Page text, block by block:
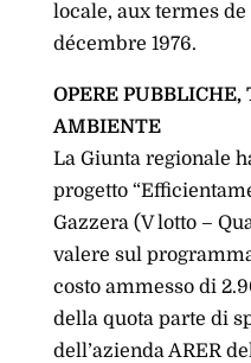
locale, aux termes de
décembre 1976.
OPERE PUBBLICHE,
AMBIENTE
La Giunta regionale
progetto
Gazzera (V lotto –
valere sul
costo ammesso di
della quota parte di
dell’azienda ARER